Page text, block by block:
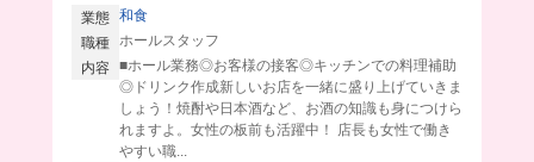
業態 和食
職種 ホールスタッフ
内容 ■ホール業務◎お客様の接客◎キッチンでの料理補助
◎ドリンク作成新しいお店を一緒に盛り上げていきま
しょう！焼酎や日本酒など、お酒の知識も身につけら
れますよ。女性の板前も活躍中！ 店長も女性で働き
やすい職...